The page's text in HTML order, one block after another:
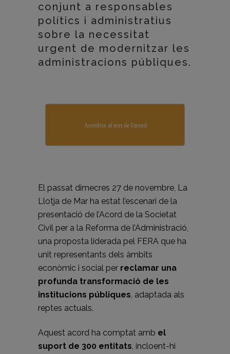
conjunt a responsables
polítics i administratius
sobre la necessitat
urgent de modernitzar les
administracions públiques.
Accedeix al text de l'acord
El passat dimecres 27 de novembre, La
Llotja de Mar ha estat l’escenari de la
presentació de l’Acord de la Societat
Civil per a la Reforma de l’Administració,
una proposta liderada pel FERA que ha
unit representants dels àmbits
econòmic i social per reclamar una
profunda transformació de les
institucions públiques, adaptada als
reptes actuals.
Aquest acord ha comptat amb el
suport de 300 entitats, incloent-hi